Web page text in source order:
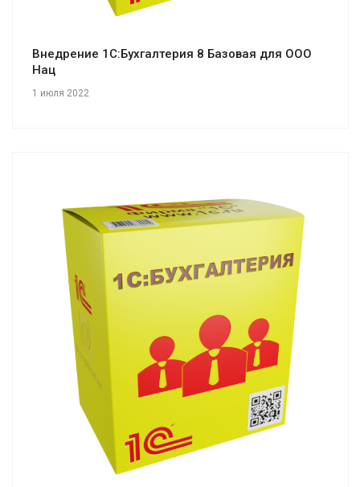
Внедрение 1С:Бухгалтерия 8 Базовая для ООО
Нац
1 июля 2022
Смотреть проект